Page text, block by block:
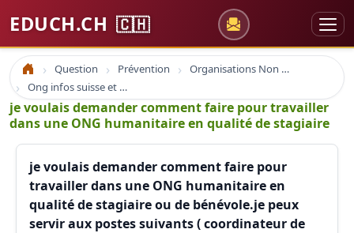
EDUCH.CH 🇨🇭
Accueil Question Prévention
Organisations Non Gouvernementales
Ong infos suisse et à l'étranger
je voulais demander comment faire pour travailler
dans une ONG humanitaire en qualité de stagiaire
je voulais demander comment faire pour
travailler dans une ONG humanitaire en
qualité de stagiaire ou de bénévole.je peux
servir aux postes suivants ( coordinateur de